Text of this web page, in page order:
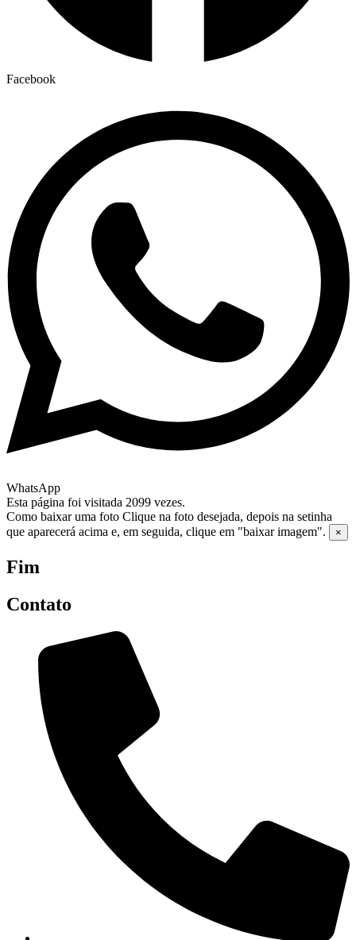
Facebook
WhatsApp
Esta página foi visitada 2099 vezes.
Como baixar uma foto Clique na foto desejada, depois na setinha
que aparecerá acima e, em seguida, clique em "baixar imagem".
×
Fim
Contato